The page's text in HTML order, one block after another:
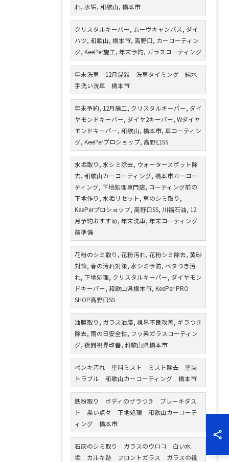
れ, 水垢, 和歌山, 橋本市
クリスタルキーパー, ムーヴキャンバス, ダイ
ハツ, 和歌山, 橋本市, 高野口, カーコーティン
グ, KeePer施工, 年末予約, ガラスコーティング
年末洗車 12月混雑 洗車タイミング 純水
手洗い洗車 橋本市
年末予約, 12月施工, クリスタルキーパー, ダイ
ヤモンドキーパー, ダイヤ2キーパー, Wダイヤ
モンドキーパー, 和歌山, 橋本市, 車コーティン
グ, KeePerプロショップ, 高野口SS
水垢取り, 水シミ除去, ウォータースポット除
去, 和歌山カーコーティング, 橋本市カーコー
ティング, 下地処理専門店, コーティング前の
下地作り, 水垢リセット, 車のシミ取り,
KeePerプロショップ, 高野口SS, 川福石油, 12
月予約おすすめ, 年末洗車, 年末コーティング
前準備
花粉のシミ取り, 花粉汚れ, 花粉シミ除去, 黄砂
対策, 春の汚れ対策, 水シミ予防, ベタつき汚
れ, 下地処理, クリスタルキーパー, ダイヤモン
ドキーパー, 和歌山県橋本市, KeePer PRO
SHOP高野口SS
油膜取り, ガラス油膜, 視界不良改善, ギラつき
除去, 雨の日安全性, フッ素ガラスコーティン
グ, 夜間視界改善, 和歌山県橋本市
ペンキ汚れ 塗料ミスト ミスト除去 塗装
トラブル 和歌山カーコーティング 橋本市
鉄粉取り ボディのザラつき ブレーキダス
ト 黒い点々 下地処理 和歌山カーコーテ
ィング 橋本市
石灰のシミ取り ガラスのウロコ 白い水
垢 カルキ跡 フロントガラス ガラスの視